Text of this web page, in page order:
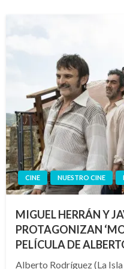
CINE NUESTRO CINE
MIGUEL HERRÁN Y
PROTAGONIZAN
PELÍCULA DE
Alberto Rodríguez (La